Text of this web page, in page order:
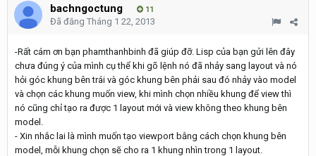
bachngoctung 11
Đã đăng Tháng 1 22, 2013
-Rất cám ơn bạn phamthanhbinh đã giúp đỡ. Lisp của bạn gửi lên đây
chưa đúng ý của mình cụ thể khi gõ lệnh nó đã nhảy sang layout và nó
hỏi góc khung bên trái và góc khung bên phải sau đó nhảy vào model
và chọn các khung muốn view, khi mình chọn nhiều khung để view thì
nó cũng chỉ tạo ra được 1 layout mới và view không theo khung bên
model.
- Xin nhắc lai là mình muốn tạo viewport bằng cách chọn khung bên
model, mỗi khung chọn sẽ cho ra 1 khung nhìn trong 1 layout.